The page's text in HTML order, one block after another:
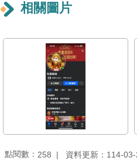
民
務
回
相關圖片
點閱數： 258
資料更新：114-